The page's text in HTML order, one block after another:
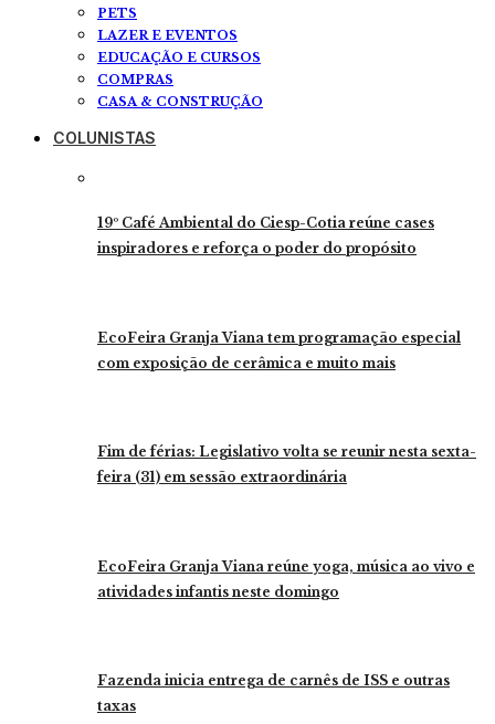
PETS
LAZER E EVENTOS
EDUCAÇÃO E CURSOS
COMPRAS
CASA & CONSTRUÇÃO
COLUNISTAS
19º Café Ambiental do Ciesp-Cotia reúne cases
inspiradores e reforça o poder do propósito
EcoFeira Granja Viana tem programação especial
com exposição de cerâmica e muito mais
Fim de férias: Legislativo volta se reunir nesta sexta-
feira (31) em sessão extraordinária
EcoFeira Granja Viana reúne yoga, música ao vivo e
atividades infantis neste domingo
Fazenda inicia entrega de carnês de ISS e outras
taxas